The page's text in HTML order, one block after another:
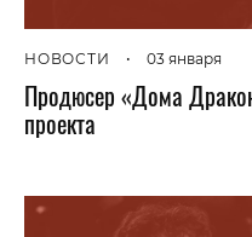
НОВОСТИ • 03 января
Продюсер «Дома
проекта